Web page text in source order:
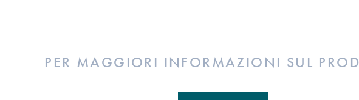
PER MAGGIORI INFORMAZIONI SUL